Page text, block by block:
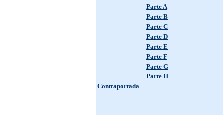
Parte A
Parte B
Parte C
Parte D
Parte E
Parte F
Parte G
Parte H
Contraportada